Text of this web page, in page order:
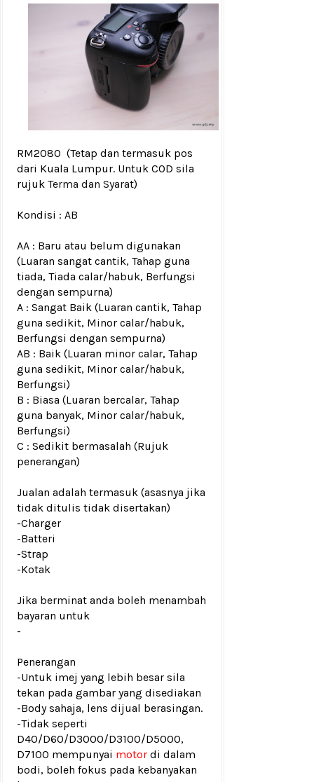
RM2080 (Tetap dan termasuk pos
dari Kuala Lumpur. Untuk COD sila
rujuk Terma dan Syarat)
Kondisi : AB
AA : Baru atau belum digunakan
(Luaran sangat cantik, Tahap guna
tiada, Tiada calar/habuk, Berfungsi
dengan sempurna)
A : Sangat Baik (Luaran cantik, Tahap
guna sedikit, Minor calar/habuk,
Berfungsi dengan sempurna)
AB : Baik (Luaran minor calar, Tahap
guna sedikit, Minor calar/habuk,
Berfungsi)
B : Biasa (Luaran bercalar, Tahap
guna banyak, Minor calar/habuk,
Berfungsi)
C : Sedikit bermasalah (Rujuk
penerangan)
Jualan adalah termasuk (asasnya jika
tidak ditulis tidak disertakan)
-Charger
-Batteri
-Strap
-Kotak
Jika berminat anda boleh menambah
bayaran untuk
-
Penerangan
-Untuk imej yang lebih besar sila
tekan pada gambar yang disediakan
-Body sahaja, lens dijual berasingan.
-Tidak seperti
D40/D60/D3000/D3100/D5000,
D7100 mempunyai motor di dalam
bodi, boleh fokus pada kebanyakan